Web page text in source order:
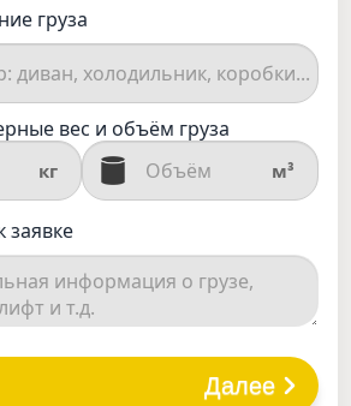
груза
вес и объём груза
кг м³
заявке
Далее